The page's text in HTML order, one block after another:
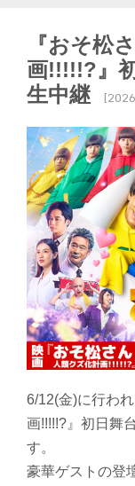
『おそ松
画!!!!!?』
生中継
6/12(金)に行わ
画!!!!!?』初日舞
す。
豪華ゲストの登